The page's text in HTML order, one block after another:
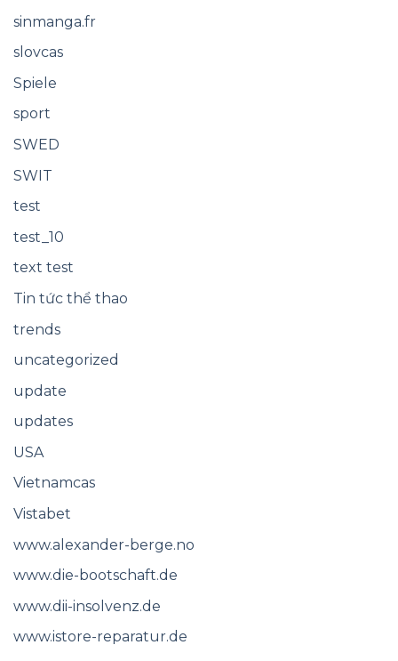
sinmanga.fr
slovcas
Spiele
sport
SWED
SWIT
test
test_10
text test
Tin tức thể thao
trends
uncategorized
update
updates
USA
Vietnamcas
Vistabet
www.alexander-berge.no
www.die-bootschaft.de
www.dii-insolvenz.de
www.istore-reparatur.de